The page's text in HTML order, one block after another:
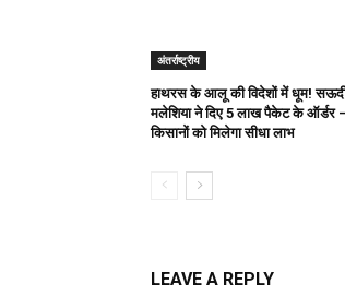
अंतर्राष्ट्रीय
हाथरस के आलू की विदेशों में धूम!
मलेशिया ने दिए 5 लाख पैकेट के ऑर्डर
किसानों को मिलेगा सीधा लाभ
LEAVE A REPLY